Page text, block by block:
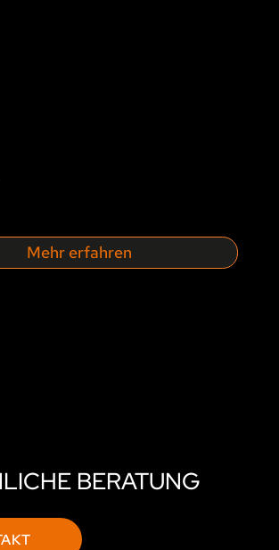
Mehr erfahren
BERATUNG